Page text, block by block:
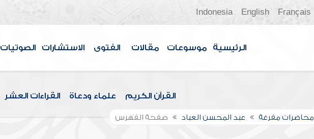
Français
English
Indonesia
الرئيسية موسوعات مقالات الفتوى الاستشارات الصوتيات
القرآن الكريم علماء ودعاة القراءات العشر
محاضرات مفرغة عبد المحسن العباد صفحة الفهرس